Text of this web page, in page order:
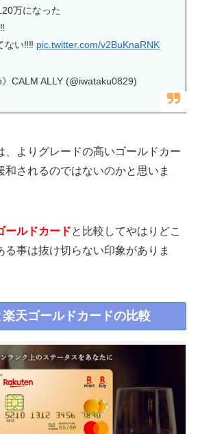
万になった
ない‼︎‼︎ pic.twitter.com/v2BuKnaRNK
CALM ALLY (@iwataku0829)
、よりグレードの高いゴールドカー
和されるのではないのかと思いま
ールドカードと比較してやはりどこ
る事は抜け切らない印象がありま
天ゴールドカードの比較